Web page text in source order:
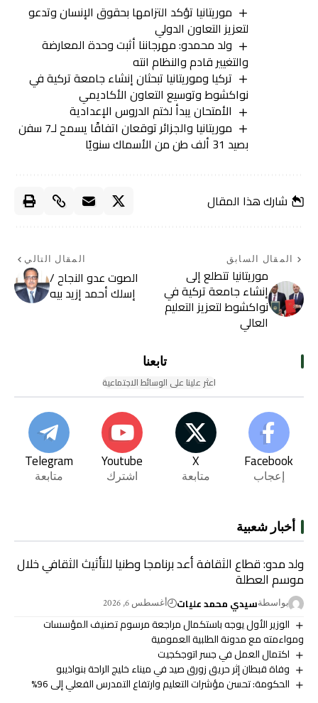
موريتانيا تؤكد التزامها بحقوق الإنسان وتدعو
لتعزيز التعاون الدولي
ولد محمدو: مهرجاننا أثبت وحدة المعارضة
والتغيير قادم والنظام انته
تركيا وموريتانيا تبحثان إنشاء جامعة تركية في
نواكشوط وتوسيع التعاون الأكاديمي
الأمتحان يبدأ لختم الدروس الإعدادية
موريتانيا والجزائر توقعان اتفاقًا يسمح لـ7 سفن
بصيد 31 ألف طن من الأسماك سنويًا
شارك هذا المقال
المقال السابق
موريتانيا تتطلع إلى
إنشاء جامعة تركية في
نواكشوط لتعزيز التعليم
العالي
المقال التالي
الصوت عدو النجاح /
إسلك أحمد إزيد بيه
تابعنا
اعثر علينا على الوسائط الاجتماعية
Facebook
إعجاب
X
متابعة
Youtube
اشترك
Telegram
متابعة
أخبار شعبية
ولد مدو: قطاع الثقافة أعد برنامجا وطنيا للتأثيث الثقافي خلال
موسم العطلة
بواسطةسيدي محمد عليات أغسطس 6, 2026
الوزير الأول يوجه باستكمال مراجعة مرسوم تصنيف المؤسسات
ومواءمته مع مدونة الطلبية العمومية
اكتمال العمل في جسر اتوجكجيت
وفاة قبطان إثر حريق زورق صيد في ميناء خليج الراحة بنواذيبو
الحكومة: تحسن مؤشرات التعليم وارتفاع التمدرس الفعلي إلى 96%